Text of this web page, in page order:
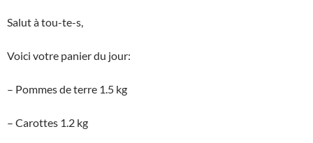
Salut à tou-te-s,
Voici votre panier du jour:
– Pommes de terre 1.5 kg
– Carottes 1.2 kg